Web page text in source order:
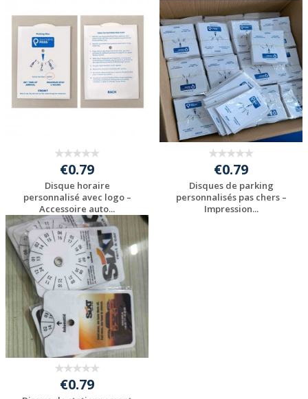
Personnaliser avec
votre logo
Personnaliser avec
votre logo
€0.79
Disque horaire
personnalisé avec logo –
Accessoire auto...
Personnaliser avec
votre logo
€0.79
Disques de parking
personnalisés pas chers –
Impression...
€0.79